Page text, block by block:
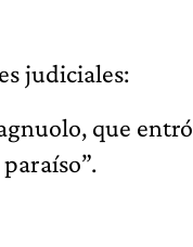
judiciales:
que